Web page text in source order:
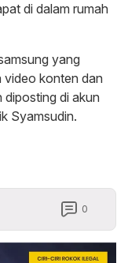
di dalam rumah
yang
video konten dan
di akun
Syamsudin.
0